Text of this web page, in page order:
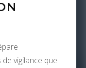
vigilance que